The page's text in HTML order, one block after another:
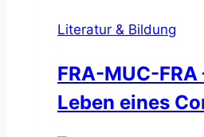
für
Berater
&
Literatur & Bildung
FRA-MUC-
Leben eines